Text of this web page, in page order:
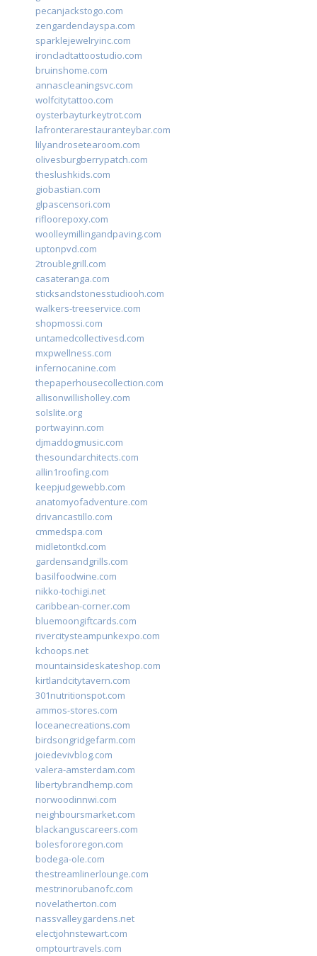
pecanjackstogo.com
zengardendayspa.com
sparklejewelryinc.com
ironcladtattoostudio.com
bruinshome.com
annascleaningsvc.com
wolfcitytattoo.com
oysterbayturkeytrot.com
lafronterarestauranteybar.com
lilyandrosetearoom.com
olivesburgberrypatch.com
theslushkids.com
giobastian.com
glpascensori.com
rifloorepoxy.com
woolleymillingandpaving.com
uptonpvd.com
2troublegrill.com
casateranga.com
sticksandstonesstudiooh.com
walkers-treeservice.com
shopmossi.com
untamedcollectivesd.com
mxpwellness.com
infernocanine.com
thepaperhousecollection.com
allisonwillisholley.com
solslite.org
portwayinn.com
djmaddogmusic.com
thesoundarchitects.com
allin1roofing.com
keepjudgewebb.com
anatomyofadventure.com
drivancastillo.com
cmmedspa.com
midletontkd.com
gardensandgrills.com
basilfoodwine.com
nikko-tochigi.net
caribbean-corner.com
bluemoongiftcards.com
rivercitysteampunkexpo.com
kchoops.net
mountainsideskateshop.com
kirtlandcitytavern.com
301nutritionspot.com
ammos-stores.com
loceanecreations.com
birdsongridgefarm.com
joiedevivblog.com
valera-amsterdam.com
libertybrandhemp.com
norwoodinnwi.com
neighboursmarket.com
blackanguscareers.com
bolesfororegon.com
bodega-ole.com
thestreamlinerlounge.com
mestrinorubanofc.com
novelatherton.com
nassvalleygardens.net
electjohnstewart.com
omptourtravels.com